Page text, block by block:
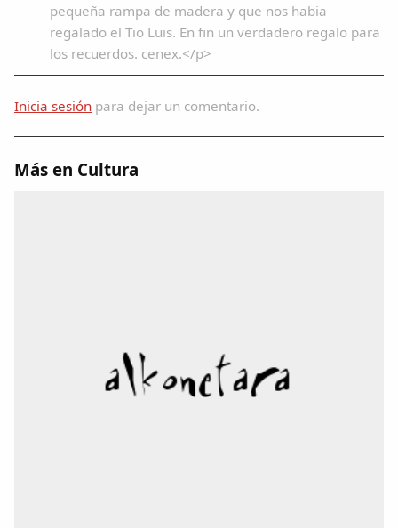
pequeña rampa de madera y que nos habia
regalado el Tio Luis. En fin un verdadero regalo para
los recuerdos. cenex.</p>
Inicia sesión para dejar un comentario.
Más en Cultura